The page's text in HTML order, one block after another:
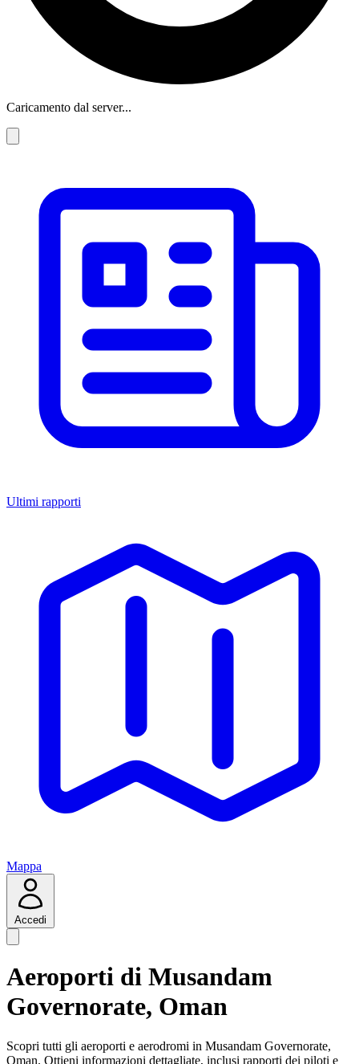
Caricamento dal server...
Ultimi rapporti
Mappa
Accedi
Aeroporti di Musandam
Governorate, Oman
Scopri tutti gli aeroporti e aerodromi in Musandam Governorate,
Oman. Ottieni informazioni dettagliate, inclusi rapporti dei piloti e